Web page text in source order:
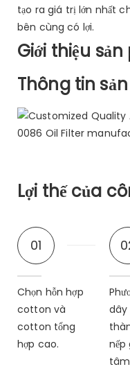
tạo ra giá trị lớn nhất
bên cùng có lợi.
Giới thiệu
Thông tin
Lợi thế của
01
Chọn hỗn hợp
cotton và
cotton tổng
hợp cao.
dây
nếp
tâm